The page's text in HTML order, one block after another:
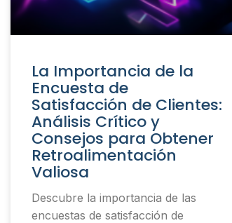
La Importancia de la
Encuesta de
Satisfacción de Clientes:
Análisis Crítico y
Consejos para Obtener
Retroalimentación
Valiosa
Descubre la importancia de las
encuestas de satisfacción de